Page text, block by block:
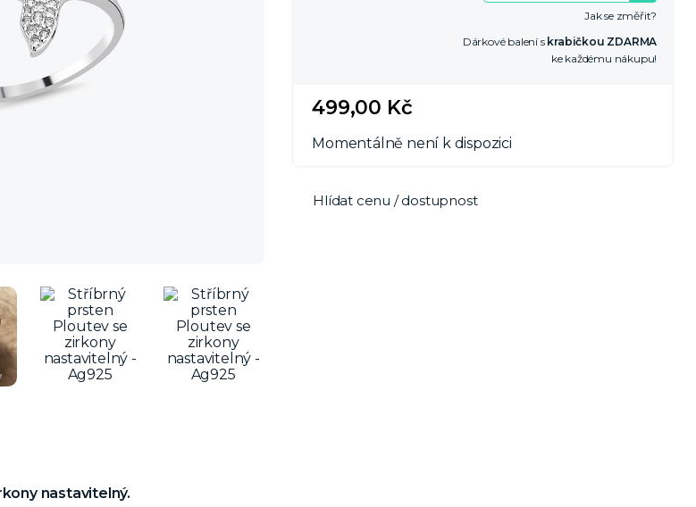
Jak se změřit?
Dárkové balení s krabičkou ZDARMA
ke každému nákupu!
499,00 Kč
Momentálně není k dispozici
Hlídat cenu / dostupnost
nastavitelný.